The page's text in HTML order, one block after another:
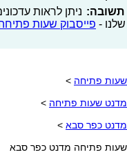
תשובה: ניתן לראות
שלנו - פייסבוק שעות
שעות פתיחה >
מדנט שעות פתיחה >
מדנט כפר סבא >
שעות פתיחה מדנט כפר סבא